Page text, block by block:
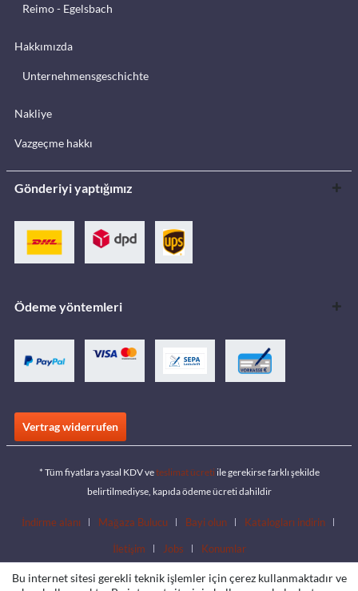
Reimo - Egelsbach
Hakkımızda
Unternehmensgeschichte
Nakliye
Vazgeçme hakkı
Gönderiyi yaptığımız
Ödeme yöntemleri
Vertrag widerrufen
* Tüm fiyatlara yasal KDV veteslimat ücreti ile gerekirse farklı şekilde
belirtilmediyse, kapıda ödeme ücreti dahildir
İndirme alanı Mağaza Bulucu Bayi olun Katalogları indirin
İletişim Jobs Konumlar
Bu internet sitesi gerekli teknik işlemler için çerez kullanmaktadır ve